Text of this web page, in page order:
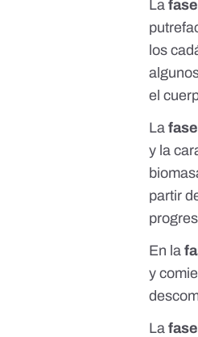
La
los
el
La
y la
partir
En la
y
La